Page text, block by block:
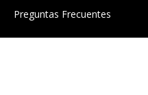
Preguntas Frecuentes